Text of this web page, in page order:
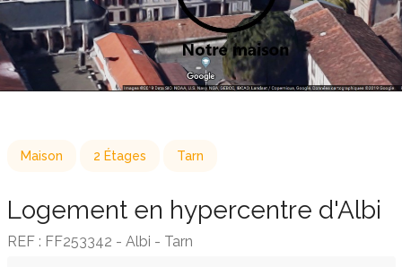
Maison 2 Étages Tarn
Logement en hypercentre d'Albi
REF : FF253342 - Albi - Tarn